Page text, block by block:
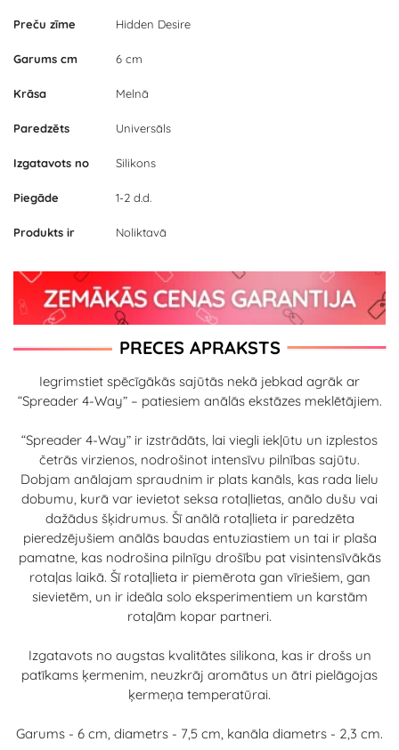
Preču zīme Hidden Desire
Garums cm 6 cm
Krāsa Melnā
Paredzēts Universāls
Izgatavots no Silikons
Piegāde 1-2 d.d.
Produkts ir Noliktavā
PRECES APRAKSTS
Iegrimstiet spēcīgākās sajūtās nekā jebkad agrāk ar
“Spreader 4-Way” – patiesiem anālās ekstāzes meklētājiem.
“Spreader 4-Way” ir izstrādāts, lai viegli iekļūtu un izplestos
četrās virzienos, nodrošinot intensīvu pilnības sajūtu.
Dobjam anālajam spraudnim ir plats kanāls, kas rada lielu
dobumu, kurā var ievietot seksa rotaļlietas, anālo dušu vai
dažādus šķidrumus. Šī anālā rotaļlieta ir paredzēta
pieredzējušiem anālās baudas entuziastiem un tai ir plaša
pamatne, kas nodrošina pilnīgu drošību pat visintensīvākās
rotaļas laikā. Šī rotaļlieta ir piemērota gan vīriešiem, gan
sievietēm, un ir ideāla solo eksperimentiem un karstām
rotaļām kopar partneri.
Izgatavots no augstas kvalitātes silikona, kas ir drošs un
patīkams ķermenim, neuzkrāj aromātus un ātri pielāgojas
ķermeņa temperatūrai.
Garums - 6 cm, diametrs - 7,5 cm, kanāla diametrs - 2,3 cm.